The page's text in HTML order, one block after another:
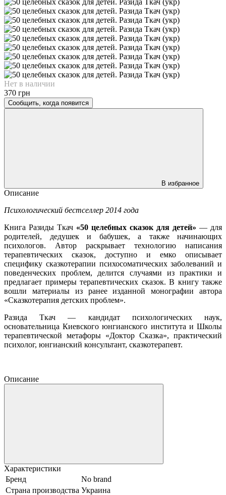
Нет в наличии
370 грн
Сообщить, когда появится
В избранное
Описание
Психологический бестселлер 2014 года
Книга Разиды Ткач «50 целебных сказок для детей» — для
родителей, дедушек и бабушек, а также начинающих
психологов. Автор раскрывает технологию написания
терапевтических сказок, доступно и емко описывает
специфику сказкотерапии психосоматических заболеваний и
поведенческих проблем, делится случаями из практики и
предлагает примеры терапевтических сказок. В книгу также
вошли материалы из ранее изданной монографии автора
«Сказкотерапия детских проблем».
Разида Ткач — кандидат психологических наук,
основательница Киевского юнгианского института и Школы
терапевтической метафоры «Доктор Сказка», практический
психолог, юнгианский консультант, сказкотерапевт.
Описание
Характеристики
Бренд
No brand
Страна производства Украина